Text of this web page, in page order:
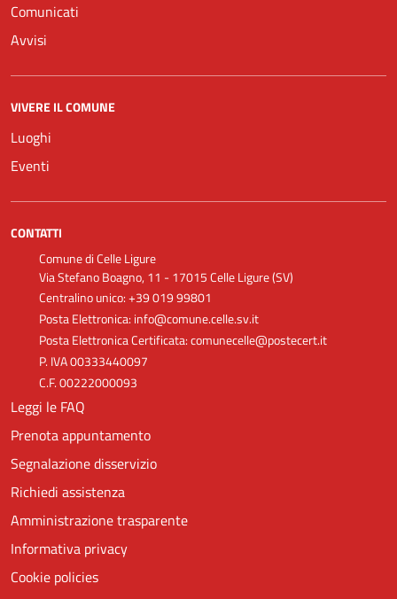
Comunicati
Avvisi
VIVERE IL COMUNE
Luoghi
Eventi
CONTATTI
Comune di Celle Ligure
Via Stefano Boagno, 11 - 17015 Celle Ligure (SV)
Centralino unico: +39 019 99801
Posta Elettronica: info@comune.celle.sv.it
Posta Elettronica Certificata: comunecelle@postecert.it
P. IVA 00333440097
C.F. 00222000093
Leggi le FAQ
Prenota appuntamento
Segnalazione disservizio
Richiedi assistenza
Amministrazione trasparente
Informativa privacy
Cookie policies